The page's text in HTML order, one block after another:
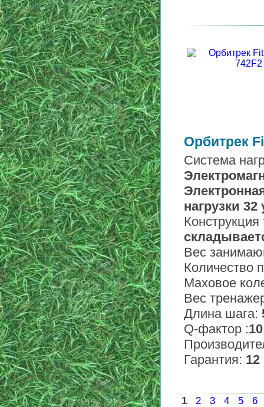
Орбитрек
Система
нагрузки 32
Вес
Количество
Маховое
Вес
Длина шага:
Q-фактор :10
Гарантия:
1 2 3 4 5 6